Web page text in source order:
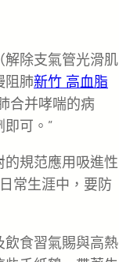
解除支氣管光滑肌
阻肺新竹 高血脂
合并哮喘的病
可。”
規范應用吸進性
常生涯中，要防
飲食習氣賜與高熱